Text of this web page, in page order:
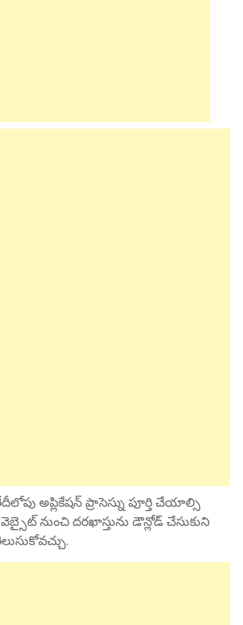
అప్లికేషన్ ప్రాసెస్ను పూర్తి చేయాల్సి
నుంచి దరఖాస్తును డౌన్లోడ్ చేసుకుని